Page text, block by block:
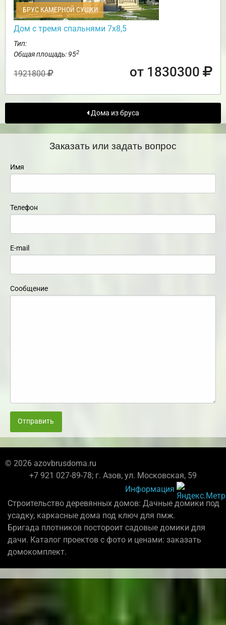
БРУС КАМЕРНОЙ СУШКИ
Дом с тремя спальнями 7х8,5
Тип:
Общая площадь: 952
1921800 от 1830300
Дома из бруса
Заказать или задать вопрос
Имя
Телефон
E-mail
Сообщение
Отправить
© 2026 azovbrusdoma.ru
+7 921 027-89-78; г. Азов, ул. Московская, 59
Информация
Строительство деревянных домов: Дачные домики под
усадку, каркасные дома под ключ для пмж.
Бригада плотников постороит садовые домики для
дачи. Каталог проектов с фото и ценами: заказать
домокомплект.